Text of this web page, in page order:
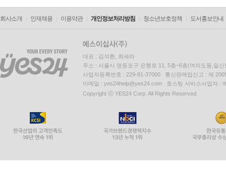
회사소개 인재채용 이용약관 개인정보처리방침 청소년보호정책 도서홍보안내
대표 : 김석환, 최세라
주소 : 서울시 영등포구 은행로 11, 5층~6층(여의도동,일신
사업자등록번호 : 229-81-37000 통신판매업신고 : 제
이메일 : yes24help@yes24.com 호스팅 서비스사업자 :
Copyright ⓒ YES24 Corp. All Rights Reserved.